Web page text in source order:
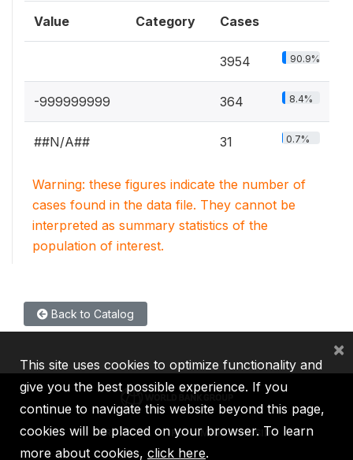
Value Category Cases
3954 90.9%
-999999999 364 8.4%
##N/A## 31 0.7%
Warning: these figures indicate the number of
cases found in the data file. They cannot be
interpreted as summary statistics of the
population of interest.
Back to Catalog
IBRD IDA IFC MIGA ICSID
This site uses cookies to optimize functionality and
give you the best possible experience. If you
continue to navigate this website beyond this page,
cookies will be placed on your browser. To learn
more about cookies, click here.
×